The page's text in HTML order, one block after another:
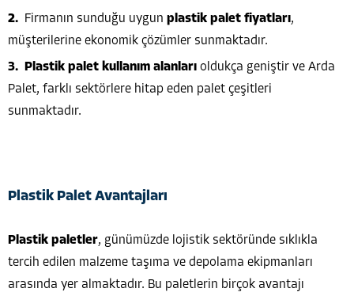
Firmanın sunduğu uygun plastik palet fiyatları,
müşterilerine ekonomik çözümler sunmaktadır.
Plastik palet kullanım alanları oldukça geniştir ve Arda
Palet, farklı sektörlere hitap eden palet çeşitleri
sunmaktadır.
Plastik Palet Avantajları
Plastik paletler, günümüzde lojistik sektöründe sıklıkla
tercih edilen malzeme taşıma ve depolama ekipmanları
arasında yer almaktadır. Bu paletlerin birçok avantajı